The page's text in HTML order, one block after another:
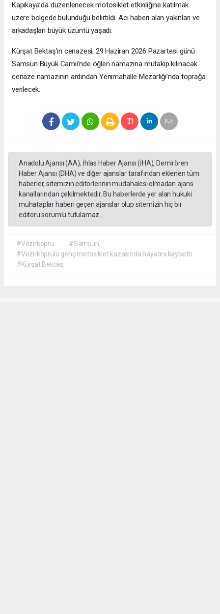
Kapıkaya’da düzenlenecek motosiklet etkinliğine katılmak
üzere bölgede bulunduğu belirtildi. Acı haberi alan yakınları ve
arkadaşları büyük üzüntü yaşadı.
Kürşat Bektaş’ın cenazesi, 29 Haziran 2026 Pazartesi günü
Samsun Büyük Camii’nde öğlen namazına mütakip kılınacak
cenaze namazının ardından Yenimahalle Mezarlığı’nda toprağa
verilecek.
Anadolu Ajansı (AA), İhlas Haber Ajansı (İHA), Demirören
Haber Ajansı (DHA) ve diğer ajanslar tarafından eklenen tüm
haberler, sitemizin editörlerinin müdahalesi olmadan ajans
kanallarından çekilmektedir. Bu haberlerde yer alan hukuki
muhataplar haberi geçen ajanslar olup sitemizin hiç bir
editörü sorumlu tutulamaz...
#Vezirköprü
#Samsun
#Vezirköprülü genç motosiklet kazasında hayatını kaybetti
#Kürşat Bektaş